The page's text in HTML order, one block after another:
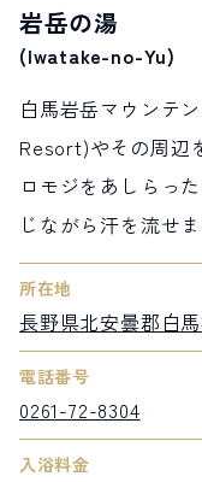
岩岳の湯
(Iwatake-no-Yu)
白馬岩岳マウンテ
Resort)やその周辺
ロモジをあしらっ
じながら汗を流せま
所在地
長野県北安曇郡白
電話番号
0261-72-8304
入浴料金